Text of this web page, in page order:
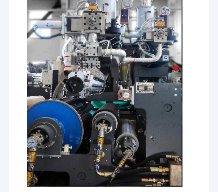
Controle da qualidade
Contacte-nos
Máquina de revestimento da laminação da extrusão
Máquina de estratificação da extrusão
máquina de estratificação do filme
máquina plástica da laminação
Máquina da laminação do revestimento
A Laiyi constrói máquinas com baixo custo total de
propriedade durante a vida útil do equipamento e menor
custo de operação.e depois construir cada uma para
especificações superiores e tolerâncias resultando em
qualidade insuperável do produtoO resultado é uma
rápida colocação em serviço, taxas de execução mais
rápidas, produtos mais qualificados, menos desperdício,
menos tempo de inatividade e menos reparos.As linhas
Laiyi têm um custo de exploração mais baixo e um
retorno do investimento mais elevadoCom linhas de alto
desempenho e serviço confiável, estabelecemos
excelentes parcerias comerciais com mais de 600
clientes em todo o mundo.
Na Laiyi, somos apaixonados por ajudar os nossos
clientes a melhorar os seus produtos; somos
apaixonados pelas nossas contribuições para a ciência
da laminação por extrusão;e somos apaixonados pelas
nossas contribuições para melhorar a qualidade de vida
através dos produtos que fabricamosCom base na nossa
experiência na indústria de laminação por extrusão,